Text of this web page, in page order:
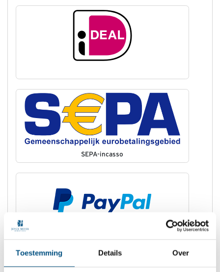
Toestemming Details Over
SEPA-incasso